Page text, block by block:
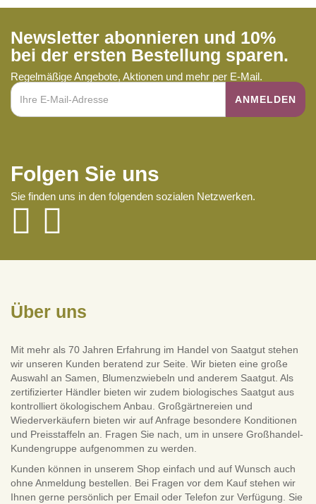
Newsletter abonnieren und 10%
bei der ersten Bestellung sparen.
Regelmäßige Angebote, Aktionen und mehr per E-Mail.
Folgen Sie uns
Sie finden uns in den folgenden sozialen Netzwerken.
Über uns
Mit mehr als 70 Jahren Erfahrung im Handel von Saatgut stehen
wir unseren Kunden beratend zur Seite. Wir bieten eine große
Auswahl an Samen, Blumenzwiebeln und anderem Saatgut. Als
zertifizierter Händler bieten wir zudem biologisches Saatgut aus
kontrolliert ökologischem Anbau. Großgärtnereien und
Wiederverkäufern bieten wir auf Anfrage besondere Konditionen
und Preisstaffeln an. Fragen Sie nach, um in unsere Großhandel-
Kundengruppe aufgenommen zu werden.
Kunden können in unserem Shop einfach und auf Wunsch auch
ohne Anmeldung bestellen. Bei Fragen vor dem Kauf stehen wir
Ihnen gerne persönlich per Email oder Telefon zur Verfügung. Sie